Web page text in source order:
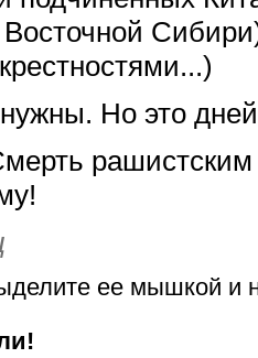
Восточной
Но это
рашистским
ее мышкой и